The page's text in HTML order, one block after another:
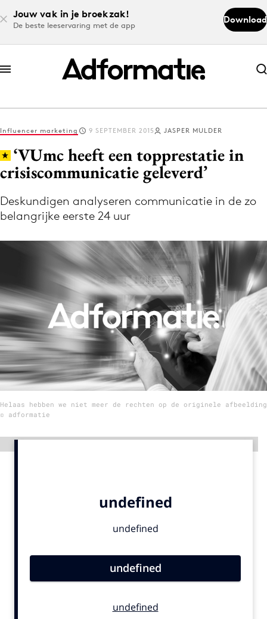
Jouw vak in je broekzak!
De beste leeservaring met de app
Download
Abonneer nu
Abonneer nu
Log in
Download de app
Volg het laatste nieuws via de Adformatie
Nieuws app
Menu
Home
9 sept: GenAI-training
12 nov: MarketingLive!
Adverteren
Events
Carriere
Influencer marketing 9 SEPTEMBER 2015 JASPER MULDER
‘VUmc heeft een topprestatie in
crisiscommunicatie geleverd’
Deskundigen analyseren communicatie in de zo
belangrijke eerste 24 uur
Helaas hebben we niet meer de rechten op de originele afbeelding
© adformatie